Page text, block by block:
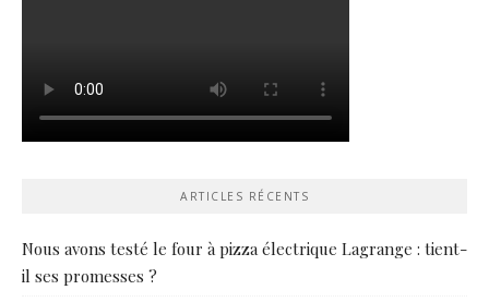
ARTICLES RÉCENTS
Nous avons testé le four à pizza électrique Lagrange : tient-
il ses promesses ?